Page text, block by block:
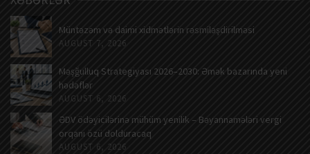
Müntəzəm və daimi xidmətlərin rəsmiləşdirilməsi
AUGUST 7, 2026
Məşğulluq Strategiyası 2026–2030: Əmək bazarında yeni
hədəflər
AUGUST 6, 2026
ƏDV ödəyicilərinə mühüm yenilik – Bəyannamələri vergi
orqanı özü dolduracaq
AUGUST 6, 2026